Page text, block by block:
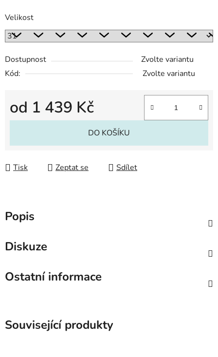
Velikost
Dostupnost
Zvolte variantu
Kód:
Zvolte variantu
od 1 439 Kč
Měrná cena:
DO KOŠÍKU
Tisk Zeptat se Sdílet
Popis
Diskuze
Ostatní informace
Související produkty